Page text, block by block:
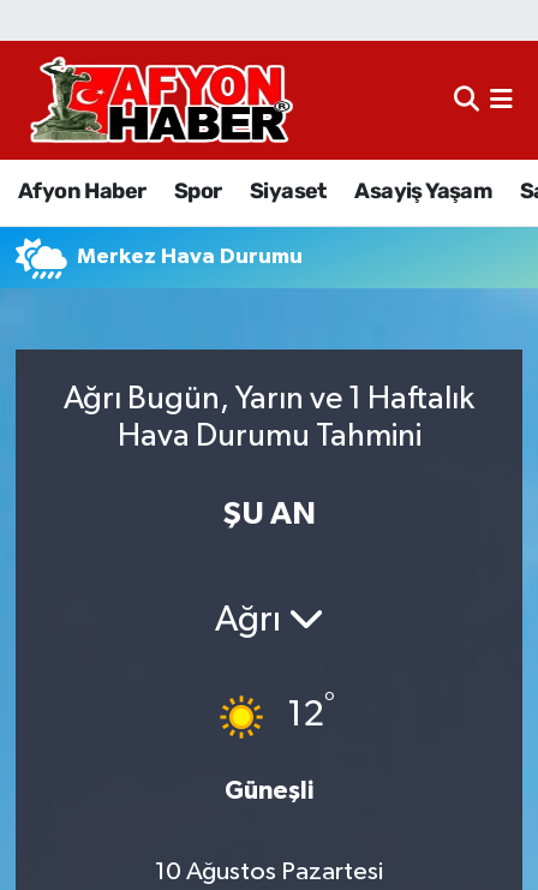
Afyon Haber Spor Siyaset Asayiş Yaşam
Merkez Hava Durumu
Ağrı Bugün, Yarın ve 1 Haftalık
Hava Durumu Tahmini
ŞU AN
Ağrı
12°
Güneşli
10 Ağustos Pazartesi
Afyon Haber
Asayiş Yaşam
Eğitim